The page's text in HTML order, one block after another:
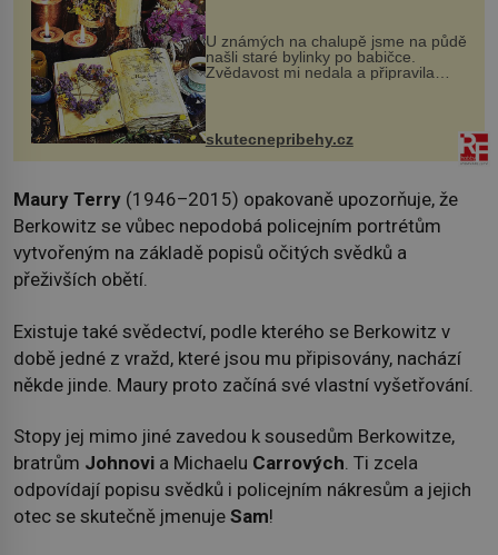
U známých na chalupě jsme na půdě
našli staré bylinky po babičce.
Zvědavost mi nedala a připravila
jsem si z nich lektvar… Zimní pobyt
na chalupě se pro mě vlastní vinou
změnil v děsivý zážitek, na kt...
skutecnepribehy.cz
Maury Terry (1946–2015) opakovaně upozorňuje, že
Berkowitz se vůbec nepodobá policejním portrétům
vytvořeným na základě popisů očitých svědků a
přeživších obětí.
Existuje také svědectví, podle kterého se Berkowitz v
době jedné z vražd, které jsou mu připisovány, nachází
někde jinde. Maury proto začíná své vlastní vyšetřování.
Stopy jej mimo jiné zavedou k sousedům Berkowitze,
bratrům Johnovi a Michaelu Carrových. Ti zcela
odpovídají popisu svědků i policejním nákresům a jejich
otec se skutečně jmenuje Sam!